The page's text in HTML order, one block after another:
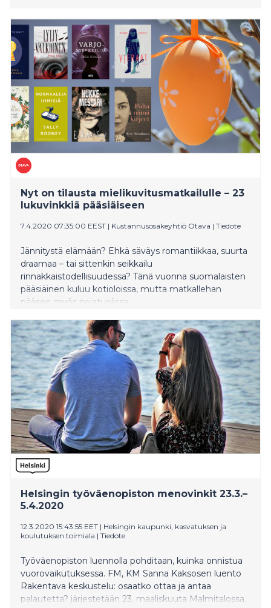
Nyt on tilausta mielikuvitusmatkailulle – 23
lukuvinkkiä pääsiäiseen
7.4.2020 07:35:00 EEST | Kustannusosakeyhtiö Otava | Tiedote
Jännitystä elämään? Ehkä säväys romantiikkaa, suurta
draamaa – tai sittenkin seikkailu
rinnakkaistodellisuudessa? Tänä vuonna suomalaisten
pääsiäinen kuluu kotioloissa, mutta matkallehan
pääsee myös nojatuolissa.
Helsingin työväenopiston menovinkit 23.3.–
5.4.2020
12.3.2020 15:43:55 EET | Helsingin kaupunki, kasvatuksen ja
koulutuksen toimiala | Tiedote
Työväenopiston luennolla pohditaan, kuinka onnistua
vuorovaikutuksessa. FM, KM Sanna Kaksosen luento
Rakentava keskustelu: osaatko ottaa ja antaa
palautetta? järjestetään 23. maaliskuuta Malmitalossa.